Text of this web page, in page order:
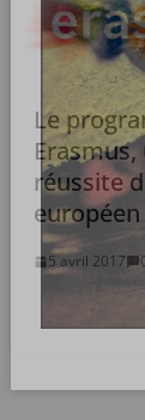
Le
Erasmus,
réussite
européen
5 avril 2017